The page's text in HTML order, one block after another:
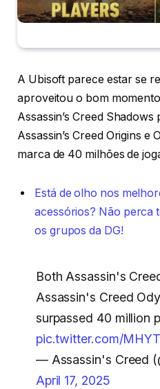
A Ubisoft parece estar se
aproveitou o bom
Assassin’s Creed
Assassin’s Creed Origins e
marca de 40 milhões de
Está de olho nos
acessórios? Não perca
os grupos da DG!
Both Assassin's
Assassin's Creed
surpassed 40 million
pic.twitter.com/
— Assassin's Creed
April 17, 2025